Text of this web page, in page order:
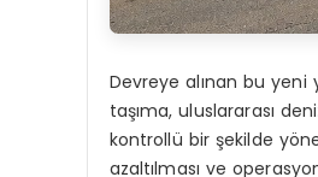
Devreye alınan bu yeni
taşıma, uluslararası
kontrollü bir şekilde
azaltılması ve